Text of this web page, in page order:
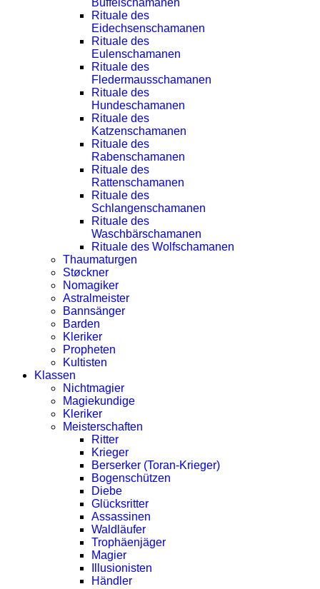
Büffelschamanen
Rituale des
Eidechsenschamanen
Rituale des
Eulenschamanen
Rituale des
Fledermausschamanen
Rituale des
Hundeschamanen
Rituale des
Katzenschamanen
Rituale des
Rabenschamanen
Rituale des
Rattenschamanen
Rituale des
Schlangenschamanen
Rituale des
Waschbärschamanen
Rituale des Wolfschamanen
Thaumaturgen
Støckner
Nomagiker
Astralmeister
Bannsänger
Barden
Kleriker
Propheten
Kultisten
Klassen
Nichtmagier
Magiekundige
Kleriker
Meisterschaften
Ritter
Krieger
Berserker (Toran-Krieger)
Bogenschützen
Diebe
Glücksritter
Assassinen
Waldläufer
Trophäenjäger
Magier
Illusionisten
Händler